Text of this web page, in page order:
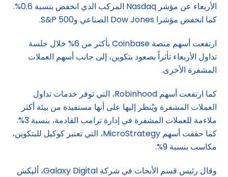
الأربعاء عن مؤشر Nasdaq المركب الذي انخفض بنسبة 0.6%.
كما انخفض مؤشرا Dow Jones الصناعي وS&P 500.
ارتفعت أسهم منصة Coinbase بأكثر من 6% خلال جلسة
تداول الأربعاء تأثراً بصعود بتكوين، إلى جانب أسهم العملات
المشفرة الأخرى.
كما ارتفعت أسهم Robinhood، التي توفر خدمات تداول
العملات المشفرة ويُنظر إليها على أنها مستفيدة من بيئة أكثر
ملاءمة للعملات المشفرة في إدارة ترامب القادمة، بنسبة 3%.
كما حققت أسهم MicroStrategy، التي تعتبر كوكيل للبتكوين،
مكاسب بنسبة 9%.
وقال رئيس قسم الأبحاث في شركة Galaxy Digital، أليكس